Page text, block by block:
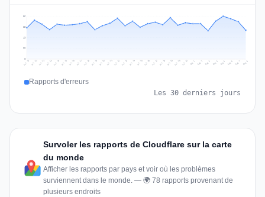
22
43
65
86
Jul 10 Jul 11 Jul 12 Jul 13 Jul 14 Jul 15 Jul 16 Jul 17 Jul 18 Jul 19 Jul 20 Jul 21 Jul 22 Jul 23 Jul 24 Jul 25 Jul 26 Jul 27 Jul 28 Jul 29 Jul 30 Jul 31 Aug 1 Aug 2 Aug 3 Aug 4 Aug 5 Aug 6 Aug 7 Aug 8
Rapports d'erreurs
Les 30 derniers jours
Survoler les rapports de Cloudflare sur la carte
du monde
Afficher les rapports par pays et voir où les problèmes
surviennent dans le monde. — 🌍 78 rapports provenant de
plusieurs endroits